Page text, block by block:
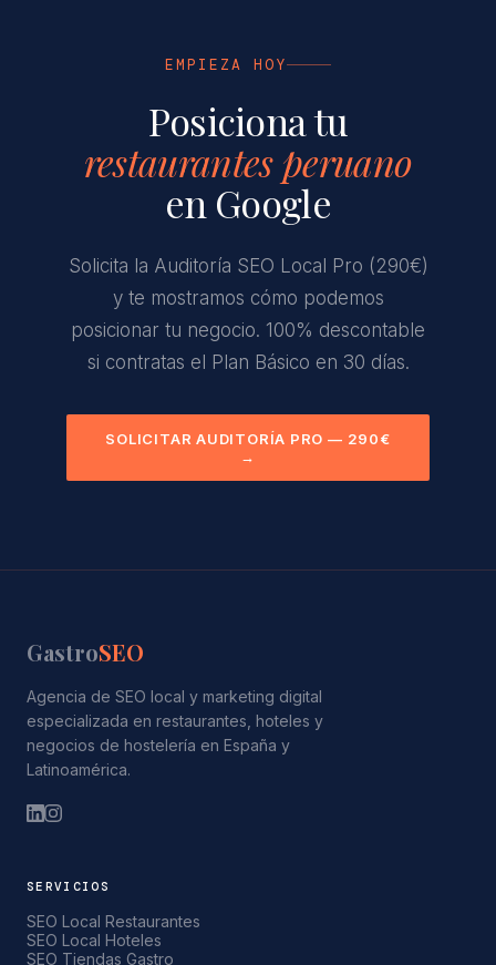
EMPIEZA HOY
Posiciona tu
restaurantes peruano
en Google
Solicita la Auditoría SEO Local Pro (290€)
y te mostramos cómo podemos
posicionar tu negocio. 100% descontable
si contratas el Plan Básico en 30 días.
SOLICITAR AUDITORÍA PRO — 290€
→
GastroSEO
Agencia de SEO local y marketing digital
especializada en restaurantes, hoteles y
negocios de hostelería en España y
Latinoamérica.
SERVICIOS
SEO Local Restaurantes
SEO Local Hoteles
SEO Tiendas Gastro